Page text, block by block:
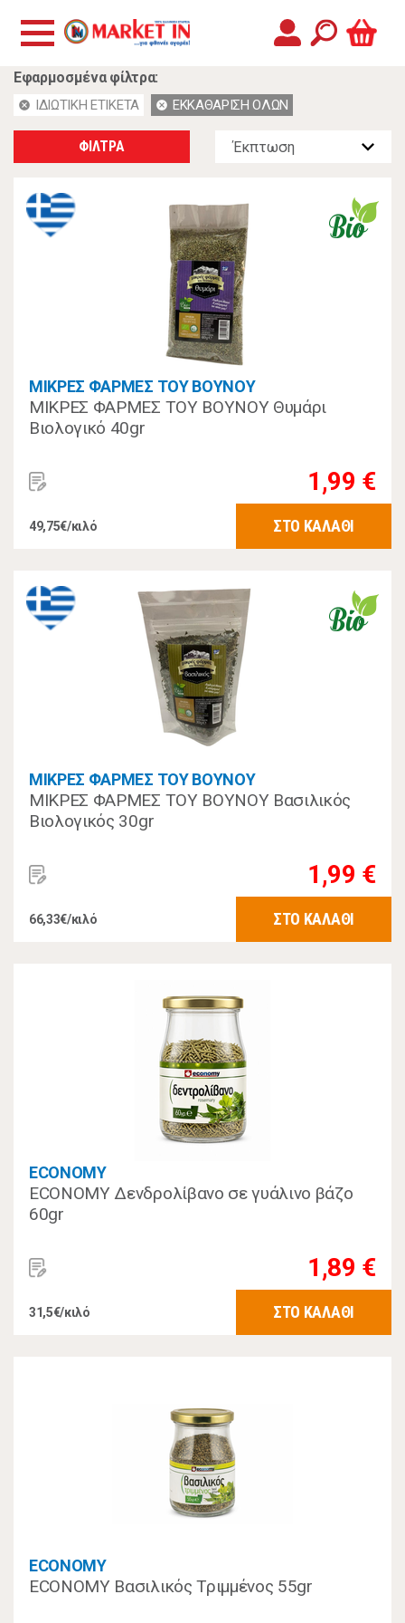
Εφαρμοσμένα φίλτρα:
cancel ΙΔΙΩΤΙΚΗ ΕΤΙΚΕΤΑ cancel ΕΚΚΑΘΑΡΙΣΗ ΟΛΩΝ
ΦΙΛΤΡΑ
ΜΙΚΡΕΣ ΦΑΡΜΕΣ ΤΟΥ ΒΟΥΝΟΥ
ΜΙΚΡΕΣ ΦΑΡΜΕΣ ΤΟΥ ΒΟΥΝΟΥ Θυμάρι
Βιολογικό 40gr
1,99 €
49,75€/κιλό ΣΤΟ ΚΑΛΑΘΙ
ΜΙΚΡΕΣ ΦΑΡΜΕΣ ΤΟΥ ΒΟΥΝΟΥ
ΜΙΚΡΕΣ ΦΑΡΜΕΣ ΤΟΥ ΒΟΥΝΟΥ Βασιλικός
Βιολογικός 30gr
1,99 €
66,33€/κιλό ΣΤΟ ΚΑΛΑΘΙ
ECONOMY
ECONOMY Δενδρολίβανο σε γυάλινο βάζο
60gr
1,89 €
31,5€/κιλό ΣΤΟ ΚΑΛΑΘΙ
ECONOMY
ECONOMY Βασιλικός Τριμμένος 55gr